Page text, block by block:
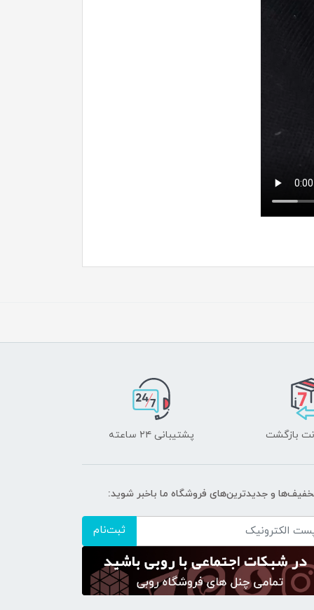
پشتیبانی ۲۴ ساعته
و جدیدترین‌های فروشگاه ما باخبر شوید:
ثبت‌نام